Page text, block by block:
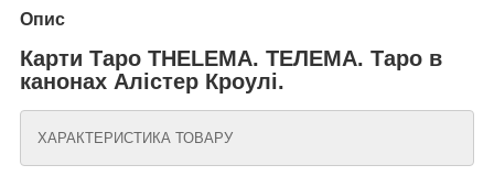
Опис
Карти Таро THELEMA. ТЕЛЕМА. Таро в
канонах Алістер Кроулі.
ХАРАКТЕРИСТИКА ТОВАРУ